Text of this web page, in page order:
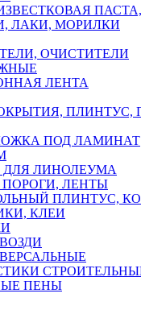
ЛАКИ, МОРИЛКИ
ОЧИСТИТЕЛИ
ЛЕНТА
ПЛИНТУС,
ПОД ЛАМИНАТ
ДЛЯ ЛИНОЛЕУМА
ЛЕНТЫ
ПЛИНТУС,
КЛЕИ
ПЕНЫ